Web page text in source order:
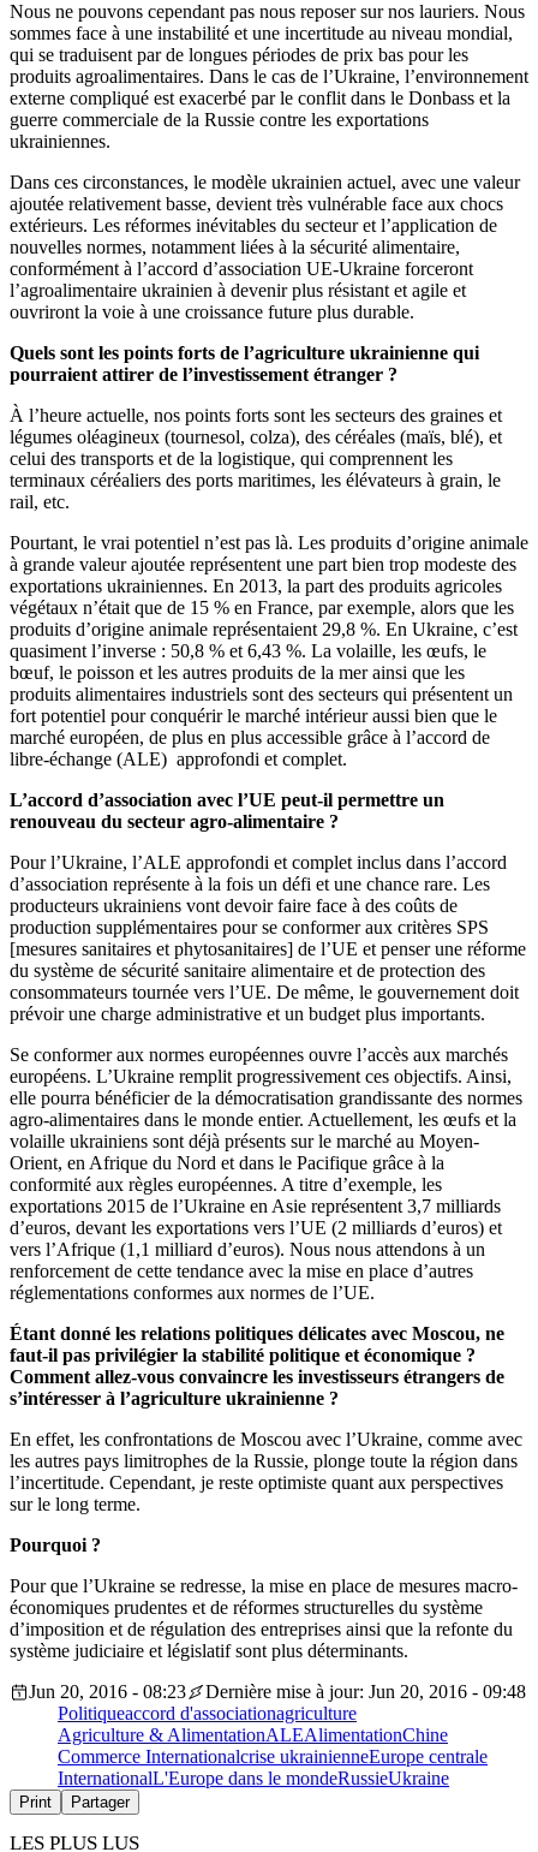
Nous ne pouvons cependant pas nous reposer sur nos lauriers. Nous
sommes face à une instabilité et une incertitude au niveau mondial,
qui se traduisent par de longues périodes de prix bas pour les
produits agroalimentaires. Dans le cas de l’Ukraine, l’environnement
externe compliqué est exacerbé par le conflit dans le Donbass et la
guerre commerciale de la Russie contre les exportations
ukrainiennes.
Dans ces circonstances, le modèle ukrainien actuel, avec une valeur
ajoutée relativement basse, devient très vulnérable face aux chocs
extérieurs. Les réformes inévitables du secteur et l’application de
nouvelles normes, notamment liées à la sécurité alimentaire,
conformément à l’accord d’association UE-Ukraine forceront
l’agroalimentaire ukrainien à devenir plus résistant et agile et
ouvriront la voie à une croissance future plus durable.
Quels sont les points forts de l’agriculture ukrainienne qui
pourraient attirer de l’investissement étranger ?
À l’heure actuelle, nos points forts sont les secteurs des graines et
légumes oléagineux (tournesol, colza), des céréales (maïs, blé), et
celui des transports et de la logistique, qui comprennent les
terminaux céréaliers des ports maritimes, les élévateurs à grain, le
rail, etc.
Pourtant, le vrai potentiel n’est pas là. Les produits d’origine animale
à grande valeur ajoutée représentent une part bien trop modeste des
exportations ukrainiennes. En 2013, la part des produits agricoles
végétaux n’était que de 15 % en France, par exemple, alors que les
produits d’origine animale représentaient 29,8 %. En Ukraine, c’est
quasiment l’inverse : 50,8 % et 6,43 %. La volaille, les œufs, le
bœuf, le poisson et les autres produits de la mer ainsi que les
produits alimentaires industriels sont des secteurs qui présentent un
fort potentiel pour conquérir le marché intérieur aussi bien que le
marché européen, de plus en plus accessible grâce à l’accord de
libre-échange (ALE) approfondi et complet.
L’accord d’association avec l’UE peut-il permettre un
renouveau du secteur agro-alimentaire ?
Pour l’Ukraine, l’ALE approfondi et complet inclus dans l’accord
d’association représente à la fois un défi et une chance rare. Les
producteurs ukrainiens vont devoir faire face à des coûts de
production supplémentaires pour se conformer aux critères SPS
[mesures sanitaires et phytosanitaires] de l’UE et penser une réforme
du système de sécurité sanitaire alimentaire et de protection des
consommateurs tournée vers l’UE. De même, le gouvernement doit
prévoir une charge administrative et un budget plus importants.
Se conformer aux normes européennes ouvre l’accès aux marchés
européens. L’Ukraine remplit progressivement ces objectifs. Ainsi,
elle pourra bénéficier de la démocratisation grandissante des normes
agro-alimentaires dans le monde entier. Actuellement, les œufs et la
volaille ukrainiens sont déjà présents sur le marché au Moyen-
Orient, en Afrique du Nord et dans le Pacifique grâce à la
conformité aux règles européennes. A titre d’exemple, les
exportations 2015 de l’Ukraine en Asie représentent 3,7 milliards
d’euros, devant les exportations vers l’UE (2 milliards d’euros) et
vers l’Afrique (1,1 milliard d’euros). Nous nous attendons à un
renforcement de cette tendance avec la mise en place d’autres
réglementations conformes aux normes de l’UE.
Étant donné les relations politiques délicates avec Moscou, ne
faut-il pas privilégier la stabilité politique et économique ?
Comment allez-vous convaincre les investisseurs étrangers de
s’intéresser à l’agriculture ukrainienne ?
En effet, les confrontations de Moscou avec l’Ukraine, comme avec
les autres pays limitrophes de la Russie, plonge toute la région dans
l’incertitude. Cependant, je reste optimiste quant aux perspectives
sur le long terme.
Pourquoi ?
Pour que l’Ukraine se redresse, la mise en place de mesures macro-
économiques prudentes et de réformes structurelles du système
d’imposition et de régulation des entreprises ainsi que la refonte du
système judiciaire et législatif sont plus déterminants.
Jun 20, 2016 - 08:23
Dernière mise à jour: Jun 20, 2016 - 09:48
Politiqueaccord d'associationagriculture
Agriculture & AlimentationALEAlimentationChine
Commerce Internationalcrise ukrainienneEurope centrale
InternationalL'Europe dans le mondeRussieUkraine
Print Partager
LES PLUS LUS